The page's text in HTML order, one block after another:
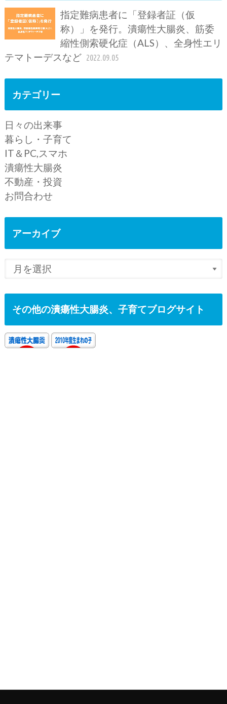
指定難病患者に「登録者証（仮
称）」を発行。潰瘍性大腸炎、筋委
縮性側索硬化症（ALS）、全身性エリ
テマトーデスなど 2022.09.05
カテゴリー
日々の出来事
暮らし・子育て
IT＆PC,スマホ
潰瘍性大腸炎
不動産・投資
お問合わせ
アーカイブ
その他の潰瘍性大腸炎、子育てブログサイト